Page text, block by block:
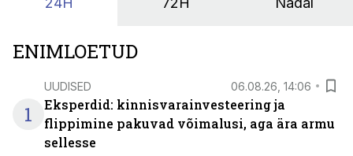
ENIMLOETUD
1
UUDISED 06.08.26, 14:06
Eksperdid: kinnisvarainvesteering ja
flippimine pakuvad võimalusi, aga ära armu
sellesse